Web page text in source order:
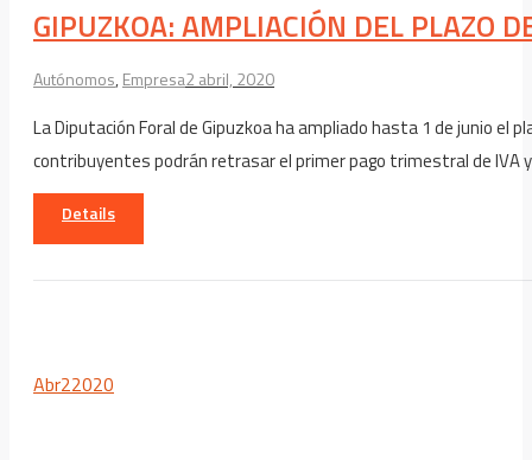
GIPUZKOA: AMPLIACIÓN DEL PLAZO
Autónomos,Empresa2 abril, 2020
La Diputación Foral de Gipuzkoa ha ampliado hasta 1 de junio
contribuyentes podrán retrasar el primer pago trimestral de IVA
Details
Abr22020